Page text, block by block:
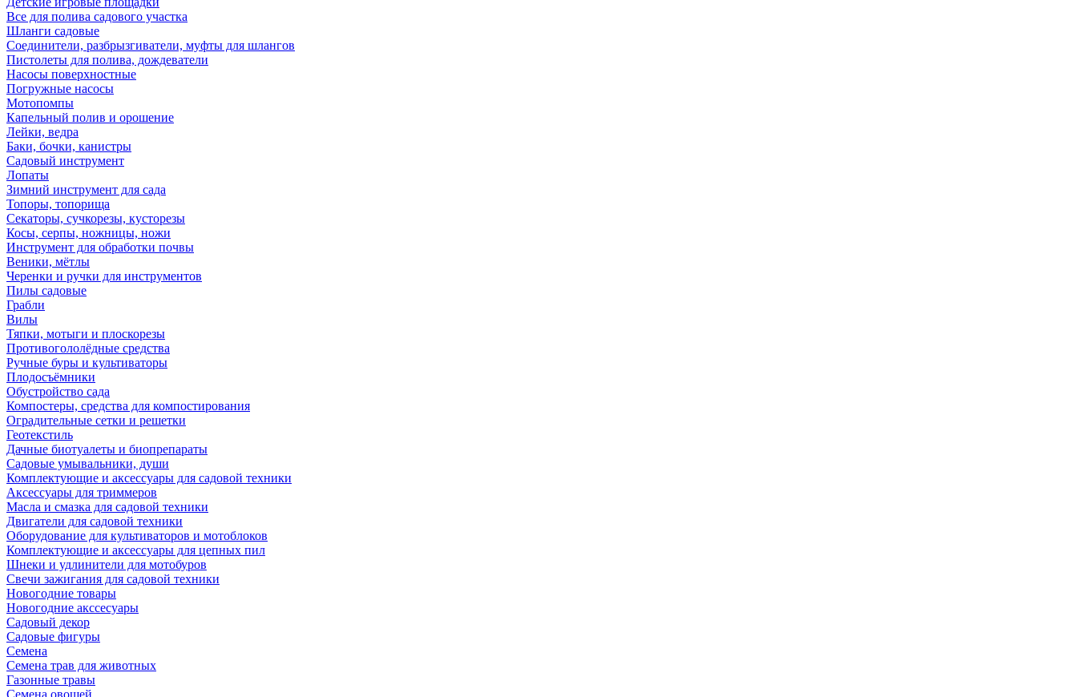
Все для полива садового участка
Шланги садовые
Соединители, разбрызгиватели, муфты для шлангов
Пистолеты для полива, дождеватели
Насосы поверхностные
Погружные насосы
Мотопомпы
Капельный полив и орошение
Лейки, ведра
Баки, бочки, канистры
Садовый инструмент
Лопаты
Зимний инструмент для сада
Топоры, топорища
Секаторы, сучкорезы, кусторезы
Косы, серпы, ножницы, ножи
Инструмент для обработки почвы
Веники, мётлы
Черенки и ручки для инструментов
Пилы садовые
Грабли
Вилы
Тяпки, мотыги и плоскорезы
Противогололёдные средства
Ручные буры и культиваторы
Плодосъёмники
Обустройство сада
Компостеры, средства для компостирования
Оградительные сетки и решетки
Геотекстиль
Дачные биотуалеты и биопрепараты
Садовые умывальники, души
Комплектующие и аксессуары для садовой техники
Аксессуары для триммеров
Масла и смазка для садовой техники
Двигатели для садовой техники
Оборудование для культиваторов и мотоблоков
Комплектующие и аксессуары для цепных пил
Шнеки и удлинители для мотобуров
Свечи зажигания для садовой техники
Новогодние товары
Новогодние акссесуары
Садовый декор
Садовые фигуры
Семена
Семена трав для животных
Газонные травы
Семена овощей